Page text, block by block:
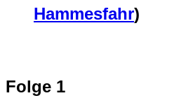
Hammesfahr)
Folge 1